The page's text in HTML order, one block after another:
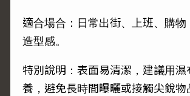
適合場合：日常出街、上班、購物
造型感。
特別說明：表面易清潔，建議用濕
養，避免長時間曝曬或接觸尖銳物